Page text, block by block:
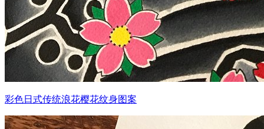
彩色日式传统浪花樱花纹身图案